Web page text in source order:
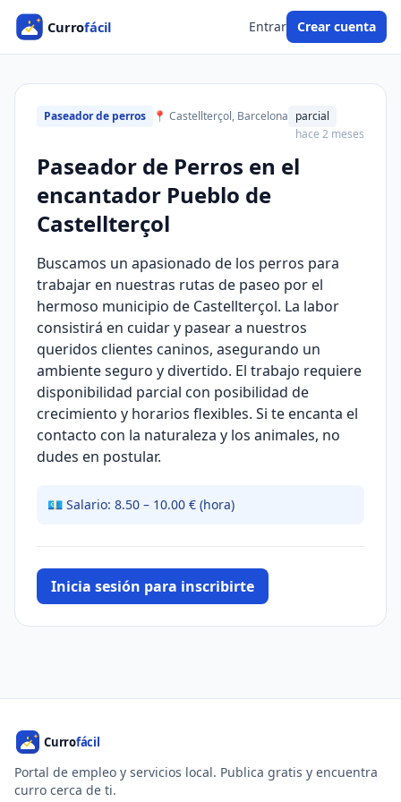
Entrar Crear cuenta
Paseador de perros 📍 Castellterçol, Barcelona parcial
hace 2 meses
Paseador de Perros en el
encantador Pueblo de
Castellterçol
Buscamos un apasionado de los perros para
trabajar en nuestras rutas de paseo por el
hermoso municipio de Castellterçol. La labor
consistirá en cuidar y pasear a nuestros
queridos clientes caninos, asegurando un
ambiente seguro y divertido. El trabajo requiere
disponibilidad parcial con posibilidad de
crecimiento y horarios flexibles. Si te encanta el
contacto con la naturaleza y los animales, no
dudes en postular.
💶 Salario: 8.50 – 10.00 € (hora)
Inicia sesión para inscribirte
Portal de empleo y servicios local. Publica gratis y encuentra
curro cerca de ti.